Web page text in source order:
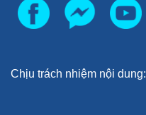
Chịu trách nhiệm nội dung: